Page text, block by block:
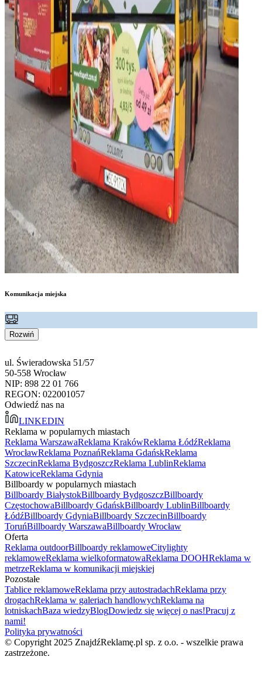
Komunikacja miejska
Rozwiń
ul. Świeradowska 51/57
50-558 Wrocław
NIP: 898 22 01 766
REGON: 022001057
Odwiedź nas na
LINKEDIN
Reklama w popularnych miastach
Reklama WarszawaReklama KrakówReklama ŁódźReklama
WrocławReklama PoznańReklama GdańskReklama
SzczecinReklama BydgoszczReklama LublinReklama
KatowiceReklama Gdynia
Billboardy w popularnych miastach
Billboardy BiałystokBillboardy BydgoszczBillboardy
CzęstochowaBillboardy GdańskBillboardy LublinBillboardy
ŁódźBillboardy GdyniaBillboardy SzczecinBillboardy
ToruńBillboardy WarszawaBillboardy Wrocław
Oferta
Reklama outdoorBillboardy reklamoweCitylighty
reklamoweReklama wielkoformatowaReklama DOOHReklama w
metrzeReklama w komunikacji miejskiej
Pozostałe
Tablice reklamoweReklama przy autostradachReklama przy
drogachReklama w galeriach handlowychReklama na
lotniskachBaza wiedzyBlogDowiedz się więcej o nas!Pracuj z
nami!
Polityka prywatności
© Copyright 2025 ZnajdźReklamę.pl sp. z o.o. - wszelkie prawa
zastrzeżone.